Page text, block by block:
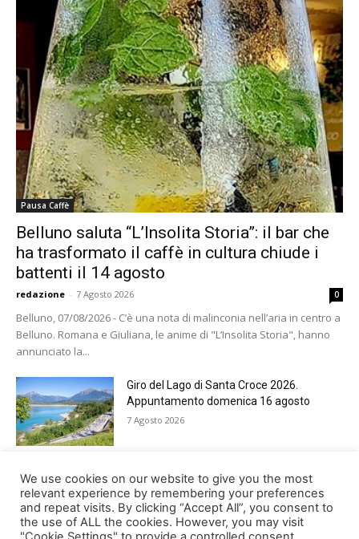
Pausa Caffè
Belluno saluta “L’Insolita Storia”: il bar che
ha trasformato il caffè in cultura chiude i
battenti il 14 agosto
redazione - 7 Agosto 2026 0
Belluno, 07/08/2026 - C’è una nota di malinconia nell’aria in centro a
Belluno. Romana e Giuliana, le anime di "L’Insolita Storia", hanno
annunciato la...
Giro del Lago di Santa Croce 2026.
Appuntamento domenica 16 agosto
7 Agosto 2026
Belluno rende omaggio ai cugini
Alessandro e Andrea Bristot
6 Agosto 2026
We use cookies on our website to give you the most
relevant experience by remembering your preferences
and repeat visits. By clicking “Accept All”, you consent to
the use of ALL the cookies. However, you may visit